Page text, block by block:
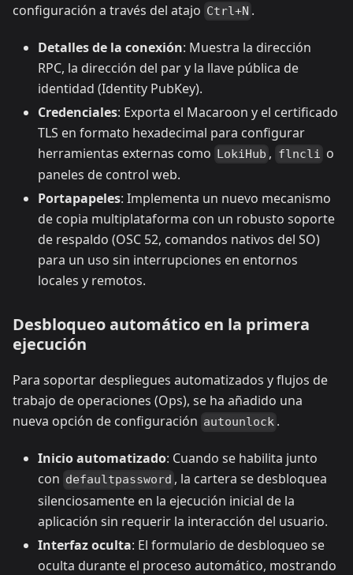
configuración a través del atajo Ctrl+N .
Detalles de la conexión: Muestra la dirección
RPC, la dirección del par y la llave pública de
identidad (Identity PubKey).
Credenciales: Exporta el Macaroon y el certificado
TLS en formato hexadecimal para configurar
herramientas externas como LokiHub , flncli o
paneles de control web.
Portapapeles: Implementa un nuevo mecanismo
de copia multiplataforma con un robusto soporte
de respaldo (OSC 52, comandos nativos del SO)
para un uso sin interrupciones en entornos
locales y remotos.
Desbloqueo automático en la primera
ejecución
Para soportar despliegues automatizados y flujos de
trabajo de operaciones (Ops), se ha añadido una
nueva opción de configuración autounlock .
Inicio automatizado: Cuando se habilita junto
con defaultpassword , la cartera se desbloquea
silenciosamente en la ejecución inicial de la
aplicación sin requerir la interacción del usuario.
Interfaz oculta: El formulario de desbloqueo se
oculta durante el proceso automático, mostrando